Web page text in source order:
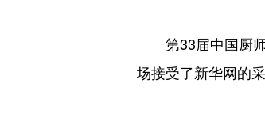
第33届中国厨师
场接受了新华网的采